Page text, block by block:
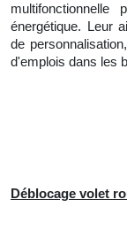
énergétique. Leur
de
d'emplois dans les
Déblocage volet